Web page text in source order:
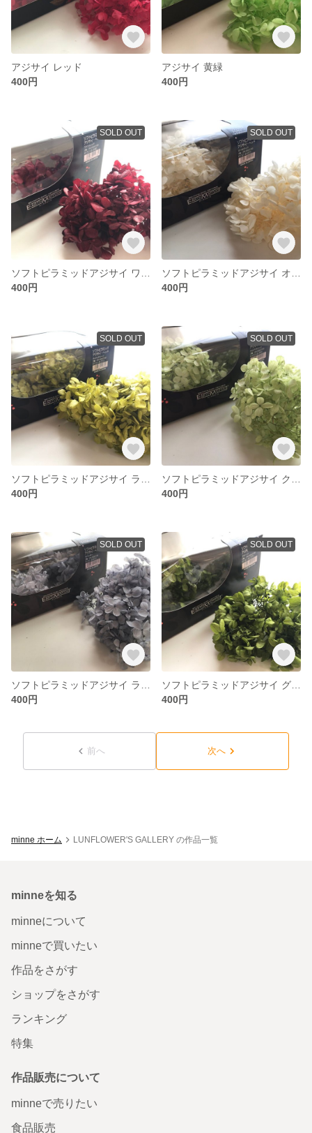
アジサイ レッド
400円
アジサイ 黄緑
400円
SOLD OUT
400円
SOLD OUT
400円
SOLD OUT
400円
SOLD OUT
400円
SOLD OUT
400円
SOLD OUT
400円
前へ 次へ
minne ホーム LUNFLOWER'S GALLERY の作品一覧
minneを知る
minneについて
minneで買いたい
作品をさがす
ショップをさがす
ランキング
特集
作品販売について
minneで売りたい
食品販売